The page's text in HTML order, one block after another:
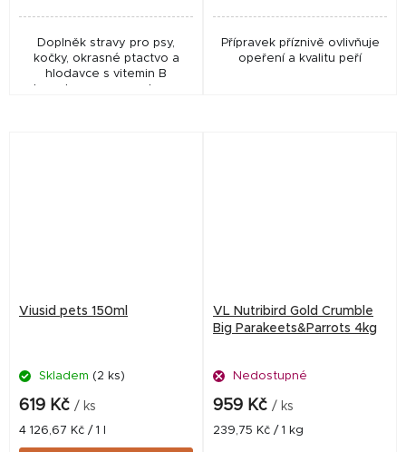
Doplněk stravy pro psy,
kočky, okrasné ptactvo a
hlodavce s vitemin B
Přípravek příznivě ovlivňuje
opeření a kvalitu peří
Viusid pets 150ml
Skladem (2 ks)
619 Kč / ks
Měrná
cena:
4 126,67 Kč / 1 l
VL Nutribird Gold Crumble
Big Parakeets&Parrots 4kg
Nedostupné
959 Kč / ks
Měrná
239,75 Kč / 1 kg